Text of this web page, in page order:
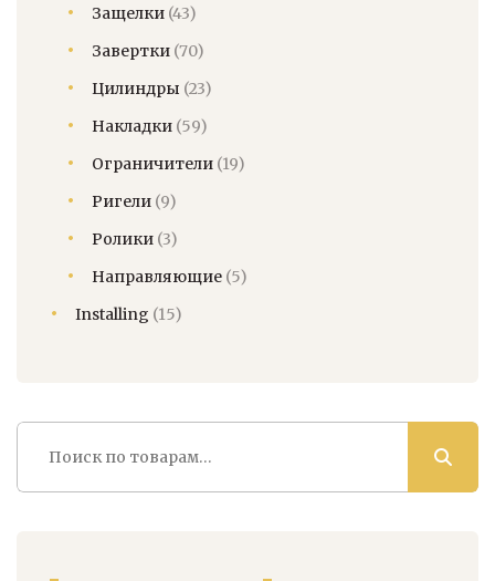
Защелки (43)
Завертки (70)
Цилиндры (23)
Накладки (59)
Ограничители (19)
Ригели (9)
Ролики (3)
Направляющие (5)
Installing (15)
Искать: